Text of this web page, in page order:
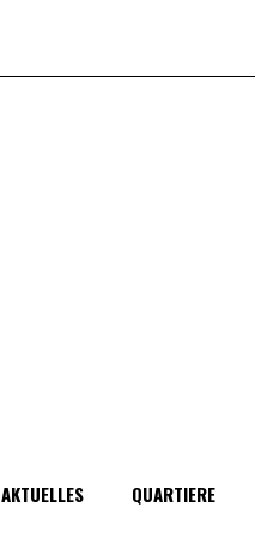
AKTUELLES QUARTIERE